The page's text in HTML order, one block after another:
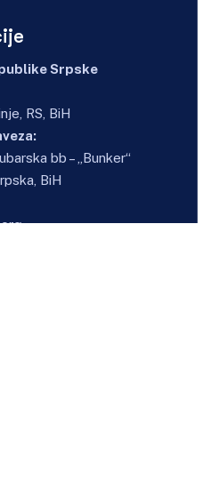
Srpske
RS, BiH
bb – „Bunker“
BiH